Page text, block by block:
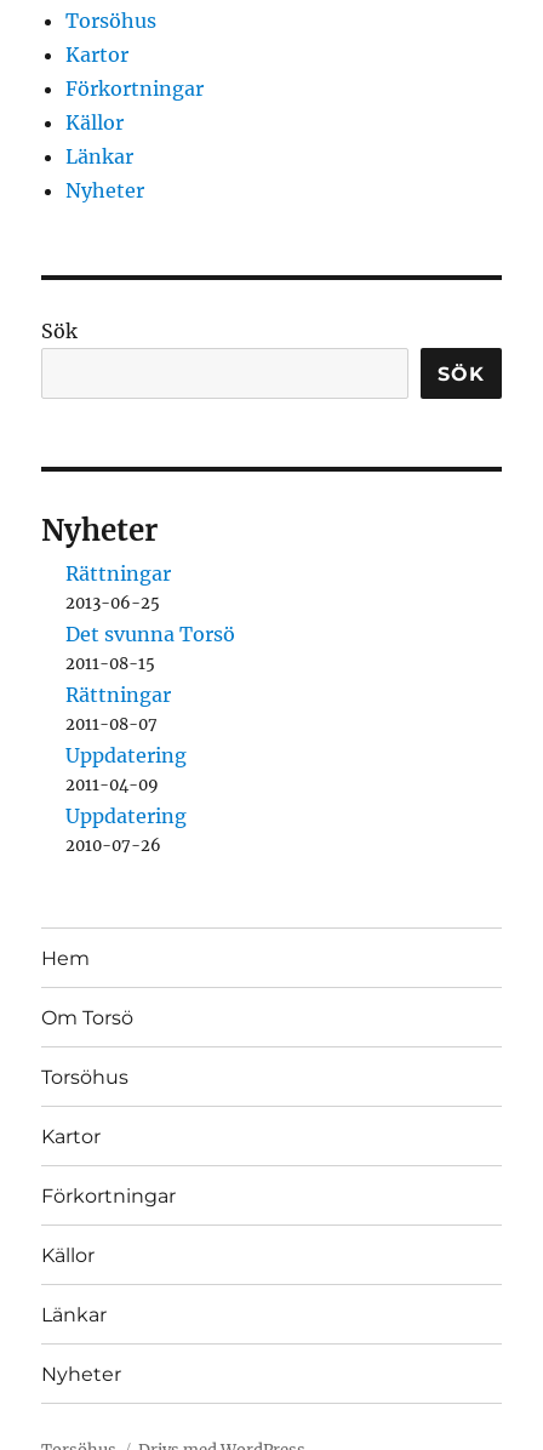
Torsöhus
Kartor
Förkortningar
Källor
Länkar
Nyheter
Sök
SÖK
Nyheter
Rättningar
2013-06-25
Det svunna Torsö
2011-08-15
Rättningar
2011-08-07
Uppdatering
2011-04-09
Uppdatering
2010-07-26
Hem
Om Torsö
Torsöhus
Kartor
Förkortningar
Källor
Länkar
Nyheter